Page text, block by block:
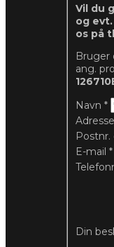
Vil du
og
os på
Bruger
ang.
Navn *
Adresse
E-mail *
Din